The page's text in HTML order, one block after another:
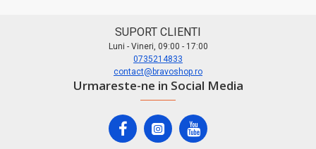
SUPORT CLIENTI
Luni - Vineri, 09:00 - 17:00
0735214833
contact@bravoshop.ro
Urmareste-ne in Social Media